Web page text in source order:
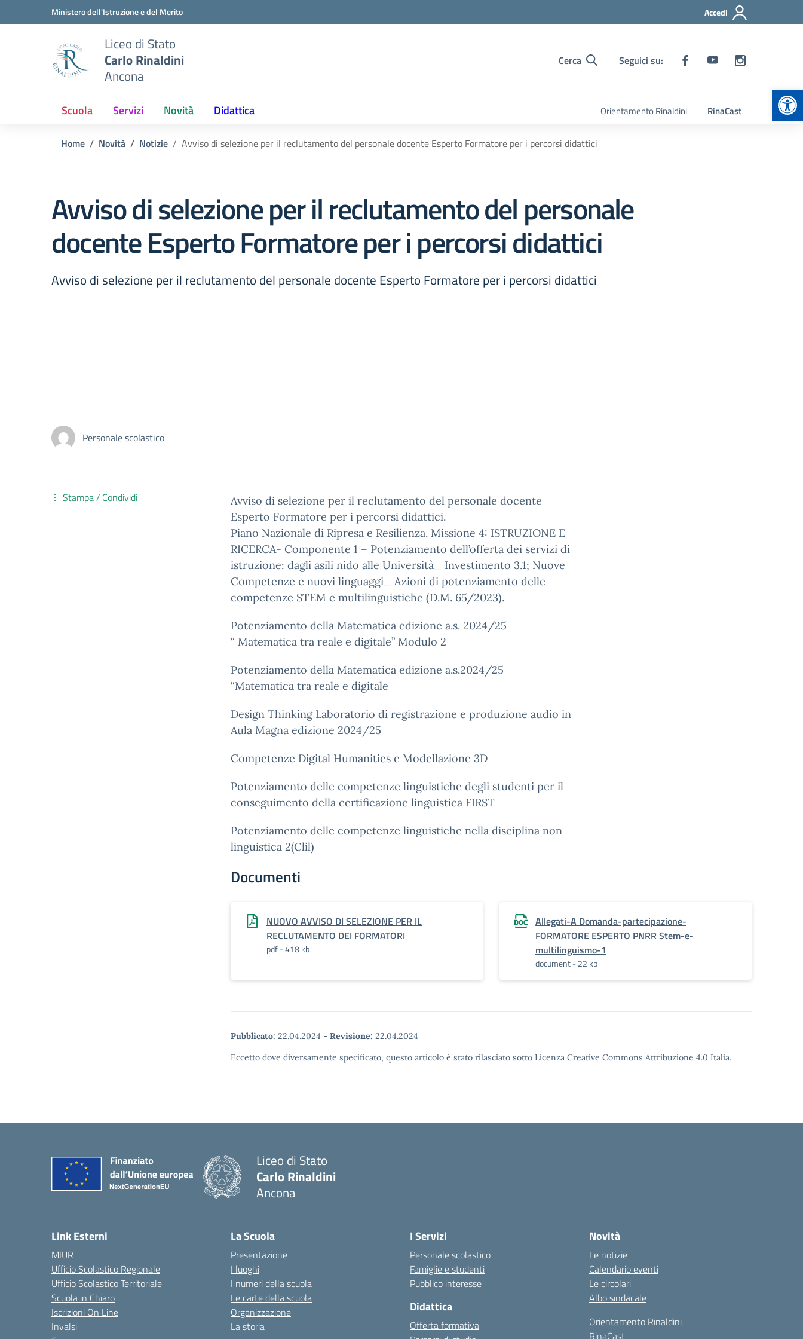
Vai ai contenuti
Vai al menu di navigazioneMinistero dell'Istruzione e del Merito Accedi
Liceo di Stato
Carlo Rinaldini
Ancona
Cerca Seguici su:
Scuola Servizi Novità Didattica Orientamento Rinaldini RinaCast
Home Novità Notizie Avviso di selezione per il reclutamento del personale docente Esperto Formatore per i percorsi didattici
Avviso di selezione per il reclutamento del personale
docente Esperto Formatore per i percorsi didattici
Avviso di selezione per il reclutamento del personale docente Esperto Formatore per i percorsi didattici
Personale scolastico
Avviso di selezione per il reclutamento del personale docente
Esperto Formatore per i percorsi didattici.
Piano Nazionale di Ripresa e Resilienza. Missione 4: ISTRUZIONE E
RICERCA- Componente 1 – Potenziamento dell’offerta dei servizi di
istruzione: dagli asili nido alle Università_ Investimento 3.1; Nuove
Competenze e nuovi linguaggi_ Azioni di potenziamento delle
competenze STEM e multilinguistiche (D.M. 65/2023).
Potenziamento della Matematica edizione a.s. 2024/25
“ Matematica tra reale e digitale” Modulo 2
Potenziamento della Matematica edizione a.s.2024/25
“Matematica tra reale e digitale
Design Thinking Laboratorio di registrazione e produzione audio in
Aula Magna edizione 2024/25
Competenze Digital Humanities e Modellazione 3D
Potenziamento delle competenze linguistiche degli studenti per il
conseguimento della certificazione linguistica FIRST
Potenziamento delle competenze linguistiche nella disciplina non
linguistica 2(Clil)
Documenti
NUOVO AVVISO DI SELEZIONE PER IL
RECLUTAMENTO DEI FORMATORI
pdf - 418 kb
Allegati-A Domanda-partecipazione-
FORMATORE ESPERTO PNRR Stem-e-
multilinguismo-1
document - 22 kb
Pubblicato: 22.04.2024 - Revisione: 22.04.2024
Eccetto dove diversamente specificato, questo articolo è stato rilasciato sotto Licenza Creative Commons Attribuzione 4.0 Italia.
Stampa / Condividi
Liceo di Stato
Carlo Rinaldini
Ancona
Link Esterni
MIUR
Ufficio Scolastico Regionale
Ufficio Scolastico Territoriale
Scuola in Chiaro
Iscrizioni On Line
Invalsi
La Scuola
Presentazione
I luoghi
I numeri della scuola
Le carte della scuola
Organizzazione
La storia
I Servizi
Personale scolastico
Famiglie e studenti
Pubblico interesse
Didattica
Offerta formativa
Novità
Le notizie
Calendario eventi
Le circolari
Albo sindacale
Orientamento Rinaldini
RinaCast